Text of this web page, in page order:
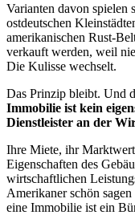
Varianten davon spielen
ostdeutschen
amerikanischen Rust-
verkauft werden, weil
Die Kulisse wechselt.
Das Prinzip bleibt. Und
Immobilie ist kein
Dienstleister an der
Ihre Miete, ihr
Eigenschaften des
wirtschaftlichen
Amerikaner schön
eine Immobilie ist ein